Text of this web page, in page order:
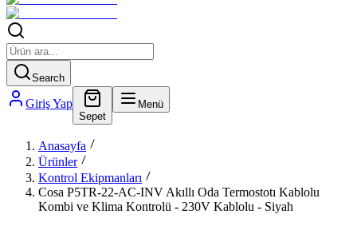
Search
Giriş Yap
Sepet
Menü
Anasayfa
Ürünler
Kontrol Ekipmanları
Cosa P5TR-22-AC-INV Akıllı Oda Termostotı Kablolu
Kombi ve Klima Kontrolü - 230V Kablolu - Siyah